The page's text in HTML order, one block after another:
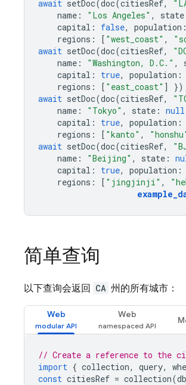
await setDoc(doc(citiesRef,
name : "Los Angeles" , state
capital : false, population :
regions : [ "west_coast" ,
await setDoc(doc(citiesRef,
name : "Washington, D.C." ,
capital : true, population :
regions : [ "east_coast" ]
await setDoc(doc(citiesRef,
name : "Tokyo" , state : null
capital : true, population :
regions : [ "kanto" ,
await setDoc(doc(citiesRef,
name : "Beijing" , state :
capital : true, population :
regions : [ "jingjinji" ,
简单查询
以下查询会返回 CA 州的所有城市：
Web Web
// Create a reference to the
import { collection, query,
const citiesRef = collection(db